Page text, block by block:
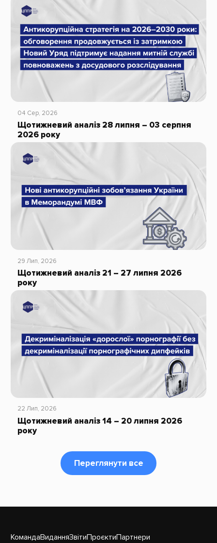
04 Сер, 2026
Щотижневий аналіз 28 липня – 03 серпня
2026 року
29 Лип, 2026
Щотижневий аналіз 21 – 27 липня 2026
року
22 Лип, 2026
Щотижневий аналіз 14 – 20 липня 2026
року
Переглянути все
КомандаВиданняЗвітиПроєктиПартнери